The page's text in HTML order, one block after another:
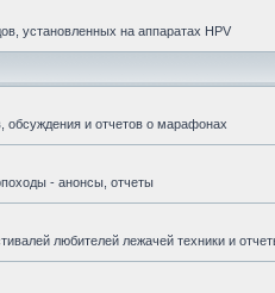
установленных на аппаратах HPV
обсуждения и отчетов о марафонах
- анонсы, отчеты
любителей лежачей техники и